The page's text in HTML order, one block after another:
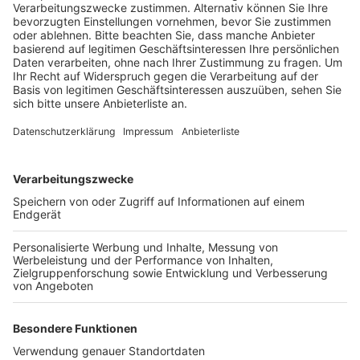
nach Ersatzwohnungen gesucht.
Veröffentlicht:Montag, 06.03.2023 17:55
Anzeige
Derzeit würden aber auch schon die Vorbereitungen
Zwischenzeit in das Gebäude eindringt und Wohnungen
besetzt, wird ein Bauzaun errichtet. Außerdem werde
zusätzlich ein Wachdienst zusammen mit der Polizei
das Haus sichern. Auf dem Gelände des Hochhauses
soll nach dem Abriss ein neuer Platz für die
Öffentlichkeit entstehen. Die Einwohner von
Quadrath-Ichendorf sollen dabei weiter an der